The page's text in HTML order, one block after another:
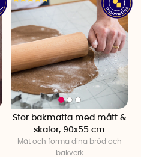
Stor bakmatta med mått &
skalor, 90x55 cm
Mät och forma dina bröd och
bakverk